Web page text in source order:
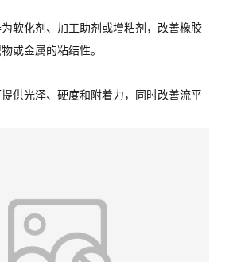
软化剂、加工助剂或增粘剂，改善橡胶
或金属的粘结性。
供光泽、硬度和附着力，同时改善流平